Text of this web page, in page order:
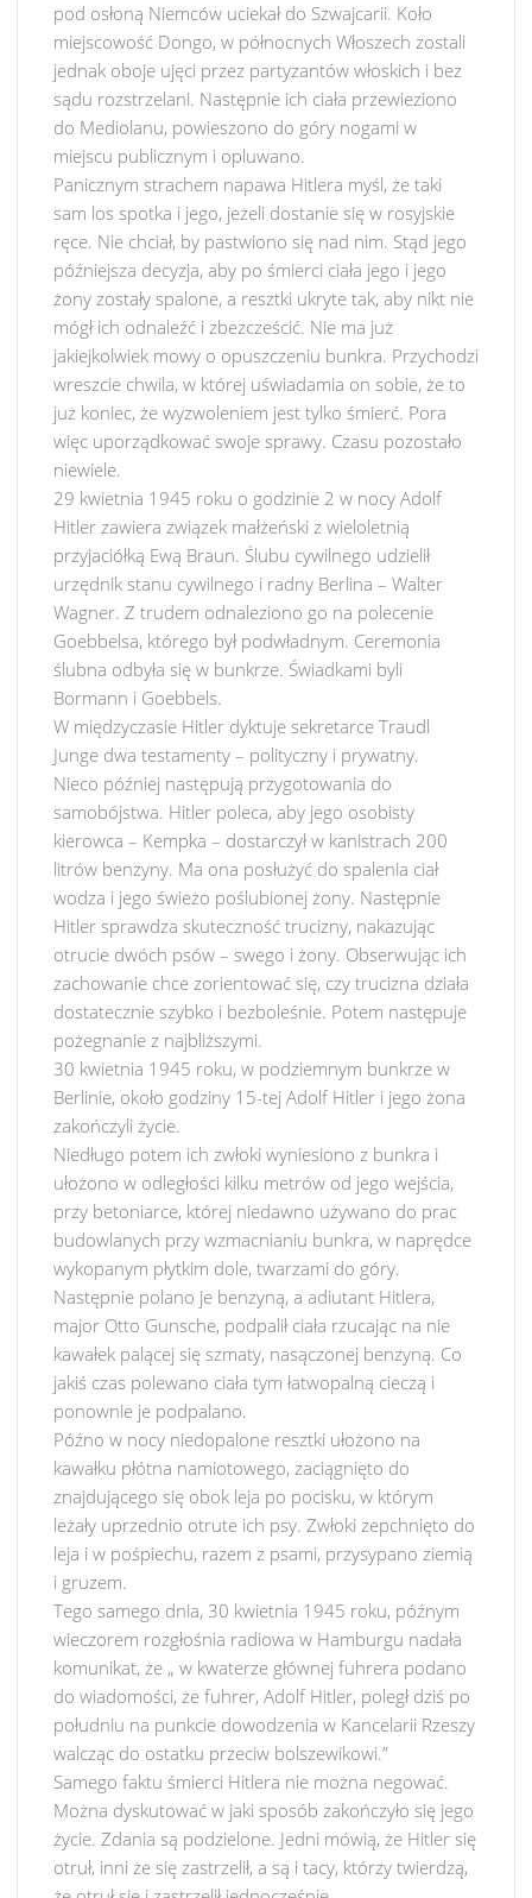
pod osłoną Niemców uciekał do Szwajcarii. Koło
miejscowość Dongo, w północnych Włoszech zostali
jednak oboje ujęci przez partyzantów włoskich i bez
sądu rozstrzelani. Następnie ich ciała przewieziono
do Mediolanu, powieszono do góry nogami w
miejscu publicznym i opluwano.
Panicznym strachem napawa Hitlera myśl, że taki
sam los spotka i jego, jeżeli dostanie się w rosyjskie
ręce. Nie chciał, by pastwiono się nad nim. Stąd jego
późniejsza decyzja, aby po śmierci ciała jego i jego
żony zostały spalone, a resztki ukryte tak, aby nikt nie
mógł ich odnaleźć i zbezcześcić. Nie ma już
jakiejkolwiek mowy o opuszczeniu bunkra. Przychodzi
wreszcie chwila, w której uświadamia on sobie, że to
już koniec, że wyzwoleniem jest tylko śmierć. Pora
więc uporządkować swoje sprawy. Czasu pozostało
niewiele.
29 kwietnia 1945 roku o godzinie 2 w nocy Adolf
Hitler zawiera związek małżeński z wieloletnią
przyjaciółką Ewą Braun. Ślubu cywilnego udzielił
urzędnik stanu cywilnego i radny Berlina – Walter
Wagner. Z trudem odnaleziono go na polecenie
Goebbelsa, którego był podwładnym. Ceremonia
ślubna odbyła się w bunkrze. Świadkami byli
Bormann i Goebbels.
W międzyczasie Hitler dyktuje sekretarce Traudl
Junge dwa testamenty – polityczny i prywatny.
Nieco później następują przygotowania do
samobójstwa. Hitler poleca, aby jego osobisty
kierowca – Kempka – dostarczył w kanistrach 200
litrów benzyny. Ma ona posłużyć do spalenia ciał
wodza i jego świeżo poślubionej żony. Następnie
Hitler sprawdza skuteczność trucizny, nakazując
otrucie dwóch psów – swego i żony. Obserwując ich
zachowanie chce zorientować się, czy trucizna działa
dostatecznie szybko i bezboleśnie. Potem następuje
pożegnanie z najbliższymi.
30 kwietnia 1945 roku, w podziemnym bunkrze w
Berlinie, około godziny 15-tej Adolf Hitler i jego żona
zakończyli życie.
Niedługo potem ich zwłoki wyniesiono z bunkra i
ułożono w odległości kilku metrów od jego wejścia,
przy betoniarce, której niedawno używano do prac
budowlanych przy wzmacnianiu bunkra, w naprędce
wykopanym płytkim dole, twarzami do góry.
Następnie polano je benzyną, a adiutant Hitlera,
major Otto Gunsche, podpalił ciała rzucając na nie
kawałek palącej się szmaty, nasączonej benzyną. Co
jakiś czas polewano ciała tym łatwopalną cieczą i
ponownie je podpalano.
Późno w nocy niedopalone resztki ułożono na
kawałku płótna namiotowego, zaciągnięto do
znajdującego się obok leja po pocisku, w którym
leżały uprzednio otrute ich psy. Zwłoki zepchnięto do
leja i w pośpiechu, razem z psami, przysypano ziemią
i gruzem.
Tego samego dnia, 30 kwietnia 1945 roku, późnym
wieczorem rozgłośnia radiowa w Hamburgu nadała
komunikat, że „ w kwaterze głównej fuhrera podano
do wiadomości, że fuhrer, Adolf Hitler, poległ dziś po
południu na punkcie dowodzenia w Kancelarii Rzeszy
walcząc do ostatku przeciw bolszewikowi.”
Samego faktu śmierci Hitlera nie można negować.
Można dyskutować w jaki sposób zakończyło się jego
życie. Zdania są podzielone. Jedni mówią, że Hitler się
otruł, inni że się zastrzelił, a są i tacy, którzy twierdzą,